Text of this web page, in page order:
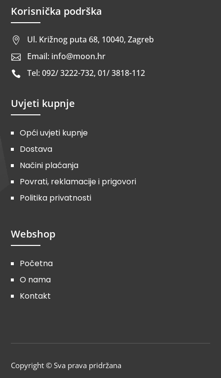
Korisnička podrška
 Ul. Križnog puta 68, 10040, Zagreb
 Email: info@moon.hr
 Tel: 092/ 3222-732, 01/ 3818-112
Uvjeti kupnje
Opći uvjeti kupnje
Dostava
Načini plaćanja
Povrati, reklamacije i prigovori
Politika privatnosti
Webshop
Početna
O nama
Kontakt
Copyright © Sva prava pridržana